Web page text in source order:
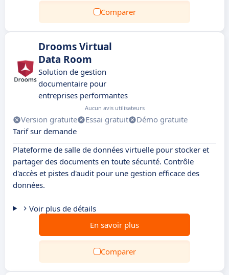
Comparer
Drooms Virtual
Data Room
Solution de gestion
documentaire pour
entreprises performantes
Aucun avis utilisateurs
Version gratuite Essai gratuit
Démo gratuite
Tarif sur demande
Plateforme de salle de données virtuelle pour stocker et
partager des documents en toute sécurité. Contrôle
d'accès et pistes d'audit pour une gestion efficace des
données.
Voir plus de détails
En savoir plus
Comparer